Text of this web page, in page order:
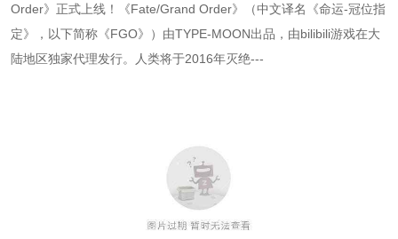
Order》正式上线！《Fate/Grand Order》（中文译名《命运-冠位指
定》，以下简称《FGO》）由TYPE-MOON出品，由bilibili游戏在大
陆地区独家代理发行。人类将于2016年灭绝---